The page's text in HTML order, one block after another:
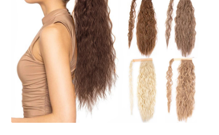
меню
Публикации